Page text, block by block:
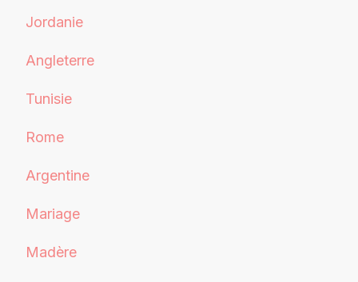
Jordanie
Angleterre
Tunisie
Rome
Argentine
Mariage
Madère